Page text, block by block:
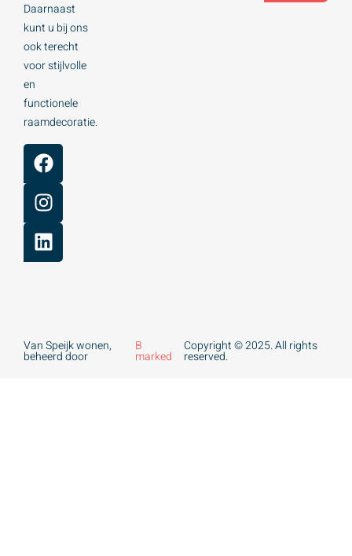
Daarnaast
kunt u bij ons
ook terecht
voor stijlvolle
en
functionele
raamdecoratie.
Van Speijk wonen,
beheerd door
B
marked
Copyright © 2025. All rights
reserved.